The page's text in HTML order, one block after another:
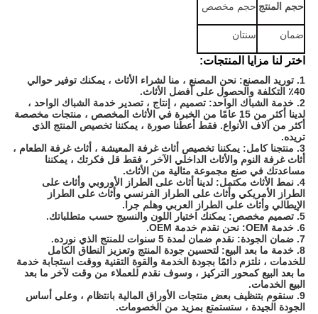
حجم المنتج حجم مخصص
ضمان سنتان
اختر لنا مزايا المنتجات:
1. توريد المصنع: نحن المصنع ، منا لشراء الأثاث ، يمكنك توفير حوالي
40٪ التكلفة والحصول على أفضل الأثاث.
2. خدمة الشباك الواحد: تصميم ، إنتاج ، تصدير خدمة الشباك الواحد ،
لدينا أكثر من 15 عامًا من الخبرة في الأثاث المخصص ، منتجات مخصصة
أكثر من آلاف الأنواع. فقط أعطنا صورة ، يمكننا تخصيص المنتج الذي
تريده.
3. منتجنا كامل: يمكننا تخصيص أثاث غرفة المعيشة ، أثاث غرفة الطعام ،
أثاث غرفة النوم والأثاث الداخلي الآخر ، فقط قل فكرتك ، يمكننا
مساعدتك في صنع مجموعة مثالية من الأثاث.
4. نمط الأثاث مكتمل: لدينا أثاث على الطراز الأوروبي وأثاث على
الطراز الأمريكي وأثاث على الطراز الفرنسي وأثاث على الطراز
الإيطالي وأثاث على الطراز العربي وهلم جرا.
5. تصميم مخصص: يمكنك اختيار اللون والنسيج حسب متطلباتك.
6. خدمة OEM: نحن نقدم خدمة OEM.
7. ضمان الجودة: نقدم ضمان لمدة 5 سنوات للمنتج الذي نورده.
8. خدمة ما بعد البيع: لتحسين جودة المنتج وتعزيز النطاق الكامل
للخدمات ، نلتزم دائمًا بجودة الخدمة والقوة التقنية ووقت استجابة خدمة
ما بعد البيع كمحور التركيز ، وسوف نقدم للعملاء من وقت لآخر ما بعد
البيع الخدمات.
9. سنقوم بتنظيف بعض منتجات الأوراق المالية بانتظام ، وعلى أساس
الجودة الجيدة ، ستستمتع بمزيد من الخصومات.